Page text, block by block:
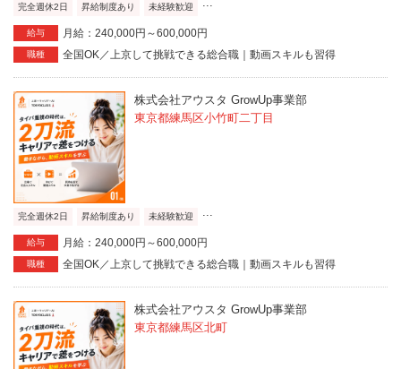
完全週休2日 昇給制度あり 未経験歓迎
給与 月給：240,000円～600,000円
職種 全国OK／上京して挑戦できる総合職｜動画スキルも習得
株式会社アウスタ GrowUp事業部
東京都練馬区小竹町二丁目
完全週休2日 昇給制度あり 未経験歓迎 ...
給与 月給：240,000円～600,000円
職種 全国OK／上京して挑戦できる総合職｜動画スキルも習得
株式会社アウスタ GrowUp事業部
東京都練馬区北町